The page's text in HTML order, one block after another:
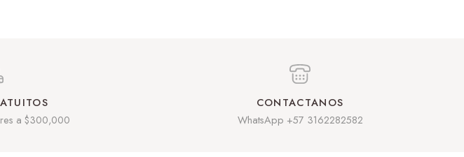
a $300,000
CONTACTANOS
WhatsApp +57 3162282582